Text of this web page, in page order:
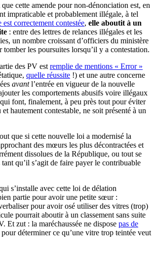
cette amende pour non-dénonciation est, en
impraticable et probablement illégale, à tel
est correctement contestée, elle aboutit à un
: entre des lettres de relances illégales et les
un nombre croissant d’officiers du ministère
tomber les poursuites lorsqu’il y a contestation.
des PV est remplie de mentions « Error »
quelle réussite !) et une autre concerne
avantl’entrée en vigueur de la nouvelle
les comportements abusifs voire illégaux
font, finalement, à peu près tout pour éviter
hautement contestable, ne soit présenté à un
que si cette nouvelle loi a modernisé la
des mœurs les plus décontractées et
dissolues de la République, ou tout se
qu’il s’agit de faire payer le contribuable
s’installe avec cette loi de délation
partie pour avoir une petite sœur :
pour avoir osé utiliser des vitres (trop)
pourrait aboutir à un classement sans suite
Et zut : la maréchaussée ne dispose pas de
pour déterminer ce qu’une vitre trop teintée veut